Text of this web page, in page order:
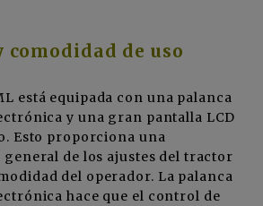
comodidad de uso
está equipada con una palanca
y una gran pantalla LCD
Esto proporciona una
de los ajustes del tractor
del operador. La palanca
hace que el control de